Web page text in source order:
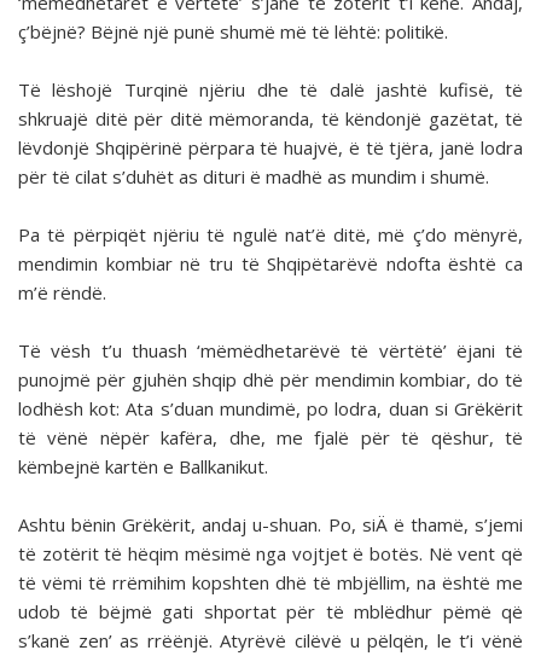
ç’bëjnë? Bëjnë një punë shumë më të lëhtë: politikë.
Të lëshojë Turqinë njëriu dhe të dalë jashtë kufisë, të
shkruajë ditë për ditë mëmoranda, të këndonjë gazëtat, të
lëvdonjë Shqipërinë përpara të huajvë, ë të tjëra, janë lodra
për të cilat s’duhët as dituri ë madhë as mundim i shumë.
Pa të përpiqët njëriu të ngulë nat’ë ditë, më ç’do mënyrë,
mendimin kombiar në tru të Shqipëtarëvë ndofta është ca
m’ë rëndë.
Të vësh t’u thuash ‘mëmëdhetarëvë të vërtëtë’ ëjani të
punojmë për gjuhën shqip dhë për mendimin kombiar, do të
lodhësh kot: Ata s’duan mundimë, po lodra, duan si Grëkërit
të vënë nëpër kafëra, dhe, me fjalë për të qëshur, të
këmbejnë kartën e Ballkanikut.
Ashtu bënin Grëkërit, andaj u-shuan. Po, siÄ ë thamë, s’jemi
të zotërit të hëqim mësimë nga vojtjet ë botës. Në vent që
të vëmi të rrëmihim kopshten dhë të mbjëllim, na është me
udob të bëjmë gati shportat për të mblëdhur pëmë që
s’kanë zen’ as rrëënjë. Atyrëvë cilëvë u pëlqën, le t’i vënë